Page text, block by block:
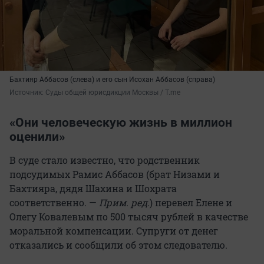
Бахтияр Аббасов (слева) и его сын Исохан Аббасов (справа)
Источник: Суды общей юрисдикции Москвы / T.me
«Они человеческую жизнь в миллион
оценили»
В суде стало известно, что родственник
подсудимых Рамис Аббасов (брат Низами и
Бахтияра, дядя Шахина и Шохрата
соответственно. — Прим. ред.) перевел Елене и
Олегу Ковалевым по 500 тысяч рублей в качестве
моральной компенсации. Супруги от денег
отказались и сообщили об этом следователю.